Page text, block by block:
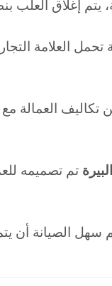
العلامة
تكاليف العمالة
تم تصميمه
سهل الصيانة أن